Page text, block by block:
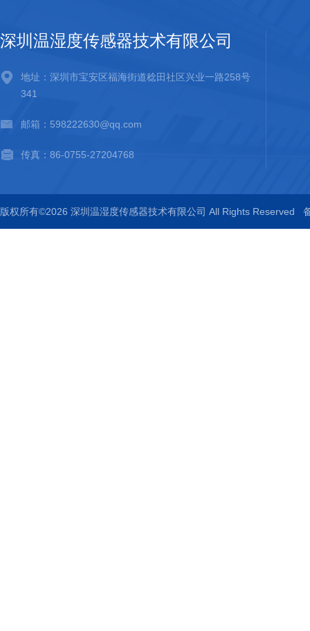
深圳温湿度传感器技术有限公司
地址：深圳市宝安区福海街道稔田社区兴业一路258号
341
邮箱：598222630@qq.com
传真：86-0755-27204768
版权所有©2026 深圳温湿度传感器技术有限公司 All Rights Reserved